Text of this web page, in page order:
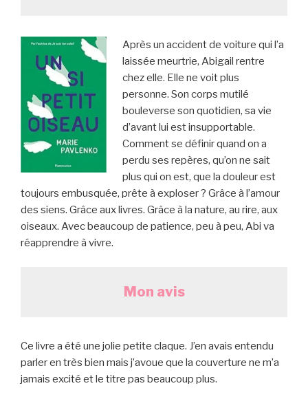
Après un accident de voiture qui l’a
laissée meurtrie, Abigail rentre
chez elle. Elle ne voit plus
personne. Son corps mutilé
bouleverse son quotidien, sa vie
d’avant lui est insupportable.
Comment se définir quand on a
perdu ses repères, qu’on ne sait
plus qui on est, que la douleur est
toujours embusquée, prête à exploser ? Grâce à l’amour
des siens. Grâce aux livres. Grâce à la nature, au rire, aux
oiseaux. Avec beaucoup de patience, peu à peu, Abi va
réapprendre à vivre.
Mon avis
Ce livre a été une jolie petite claque. J’en avais entendu
parler en très bien mais j’avoue que la couverture ne m’a
jamais excité et le titre pas beaucoup plus.